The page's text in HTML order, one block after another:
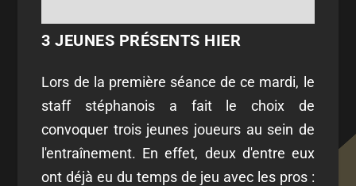
3 JEUNES PRÉSENTS HIER
Lors de la première séance de ce mardi, le
staff stéphanois a fait le choix de
convoquer trois jeunes joueurs au sein de
l'entraînement. En effet, deux d'entre eux
ont déjà eu du temps de jeu avec les pros :